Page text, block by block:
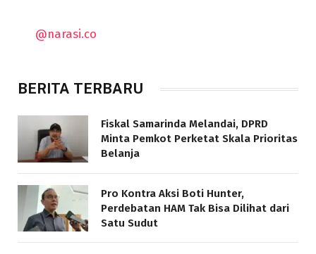
@narasi.co
BERITA TERBARU
Fiskal Samarinda Melandai, DPRD
Minta Pemkot Perketat Skala Prioritas
Belanja
Pro Kontra Aksi Boti Hunter,
Perdebatan HAM Tak Bisa Dilihat dari
Satu Sudut